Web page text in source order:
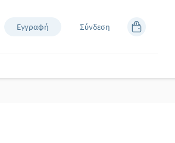
Εγγραφή Σύνδεση